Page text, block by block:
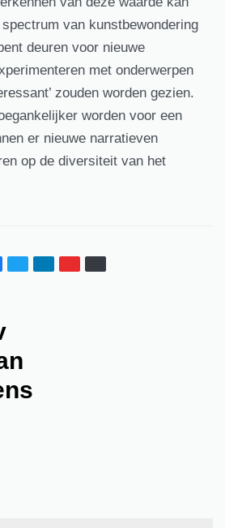
van kunstbewondering
deuren voor nieuwe
met onderwerpen
zouden worden gezien.
worden voor een
er nieuwe narratieven
op de diversiteit van het